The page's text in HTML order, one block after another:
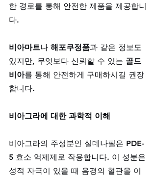
한 경로를 통해 안전한 제품을 제공합니
다.
비아마트나 해포쿠정품과 같은 정보도
있지만, 무엇보다 신뢰할 수 있는 골드
비아를 통해 안전하게 구매하시길 권장
합니다.
비아그라에 대한 과학적 이해
비아그라의 주성분인 실데나필은 PDE-
5 효소 억제제로 작용합니다. 이 성분은
성적 자극이 있을 때 음경의 혈관을 이